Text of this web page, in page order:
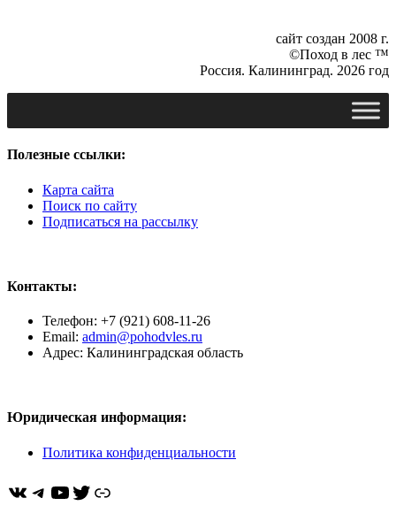
сайт создан 2008 г.
©Поход в лес ™
Россия. Калининград. 2026 год
Полезные ссылки:
Карта сайта
Поиск по сайту
Подписаться на рассылку
Контакты:
Телефон: +7 (921) 608-11-26
Email: admin@pohodvles.ru
Адрес: Калининградская область
Юридическая информация:
Политика конфиденциальности
ВКонтакте
Telegram
YouTube
Twitter
https://dzen.ru/pohodvles